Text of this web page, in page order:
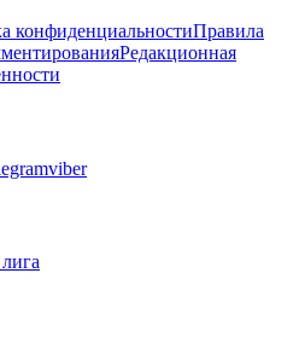
конфиденциальностиПравила
Редакционная
viber